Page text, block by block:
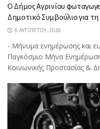
Ο Δήμος Αγρινίου
Δημοτικό Συμβούλιο για
6 ΑΥΓΟΎΣΤΟΥ, 2026
- Μήνυμα ενημέρωσης και
Παγκόσμιο Μήνα
Κοινωνικής Προστασίας &